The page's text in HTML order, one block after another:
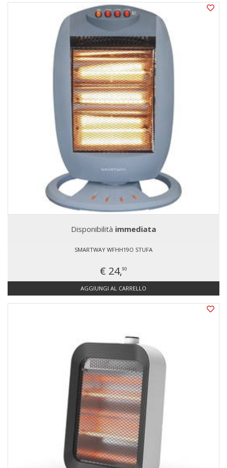
Disponibilità immediata
SMARTWAY WFHH19O STUFA
€ 24,90
AGGIUNGI AL CARRELLO